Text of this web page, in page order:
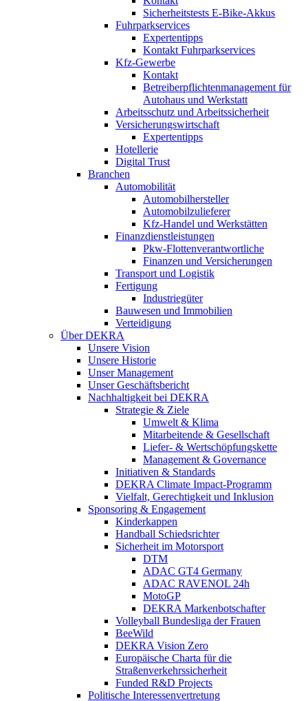
Sicherheitstests E-Bike-Akkus
Fuhrparkservices
Expertentipps
Kontakt Fuhrparkservices
Kfz-Gewerbe
Kontakt
Betreiberpflichtenmanagement für
Autohaus und Werkstatt
Arbeitsschutz und Arbeitssicherheit
Versicherungswirtschaft
Expertentipps
Hotellerie
Digital Trust
Branchen
Automobilität
Automobilhersteller
Automobilzulieferer
Kfz-Handel und Werkstätten
Finanzdienstleistungen
Pkw‑Flottenverantwortliche
Finanzen und Versicherungen
Transport und Logistik
Fertigung
Industriegüter
Bauwesen und Immobilien
Verteidigung
Über DEKRA
Unsere Vision
Unsere Historie
Unser Management
Unser Geschäftsbericht
Nachhaltigkeit bei DEKRA
Strategie & Ziele
Umwelt & Klima
Mitarbeitende & Gesellschaft
Liefer- & Wertschöpfungskette
Management & Governance
Initiativen & Standards
DEKRA Climate Impact-Programm
Vielfalt, Gerechtigkeit und Inklusion​
Sponsoring & Engagement
Kinderkappen
Handball Schiedsrichter
Sicherheit im Motorsport
DTM
ADAC GT4 Germany
ADAC RAVENOL 24h
MotoGP
DEKRA Markenbotschafter
Volleyball Bundesliga der Frauen
BeeWild
DEKRA Vision Zero
Europäische Charta für die
Straßenverkehrssicherheit
Funded R&D Projects
Politische Interessenvertretung